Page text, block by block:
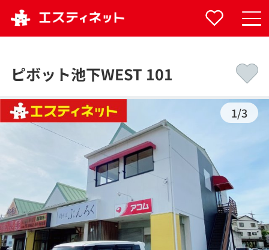
ピボット池下WEST 101
1/3